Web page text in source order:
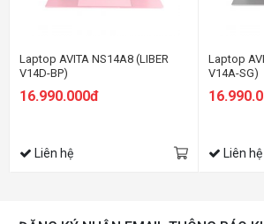
Laptop AVITA NS14A8 (LIBER
V14D-BP)
16.990.000đ
Liên hệ
Laptop
V14A-SG)
Liên hệ